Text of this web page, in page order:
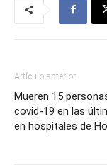
Artículo anterior
Mueren 15
covid-19 en las
en hospitales de